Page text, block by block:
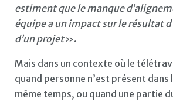
estiment que le manque
équipe a un impact sur le résultat
d’un projet».
Mais dans un contexte où le
quand personne n’est présent dans
même temps, ou quand une partie